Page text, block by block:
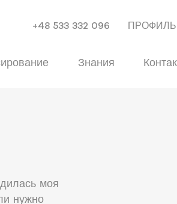
+48 533 332 096
Знания
моя
нужно